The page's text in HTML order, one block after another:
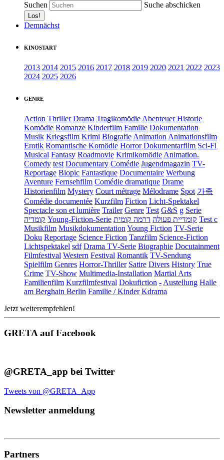
Suchen Suche abschicken
Demnächst
KINOSTART
2013 2014 2015 2016 2017 2018 2019 2020 2021 2022 2023
2024 2025 2026
GENRE
Action Thriller Drama Tragikomödie Abenteuer Historie
Komödie Romanze Kinderfilm Familie Dokumentation
Musik Kriegsfilm Krimi Biografie Animation Animationsfilm
Erotik Romantische Komödie Horror Dokumentarfilm Sci-Fi
Musical Fantasy Roadmovie Krimikomödie Animation.
Comedy test Documentary Comédie Jugendmagazin TV-
Reportage Biopic Fantastique Documentaire Werbung
Aventure Fernsehfilm Comédie dramatique Drame
Historienfilm Mystery Court métrage Mélodrame Spot 가족
Comédie documentée Kurzfilm Fiction Licht-Spektakel
Spectacle son et lumière Trailer Genre Test G&S g Serie
קומדיה Young-Fiction-Serie קומדיית פעולה דרמה קומית
Test c
Musikfilm Musikdokumentation Young Fiction TV-Serie
Doku Reportage Science Fiction Tanzfilm Science-Fiction
Lichtspektakel sdf Drama TV-Serie Biographie Docutainment
Filmfestival Western Festival Romantik TV-Sendung
Spielfilm Genres Horror-Thriller Satire Divers History True
Crime TV-Show Multimedia-Installation Martial Arts
Familienfilm Kurzfilmfestival Dokufiction - Austellung Halle
am Berghain Berlin Familie / Kinder Kdrama
Jetzt weiterempfehlen!
GRETA auf Facebook
@GRETA_app bei Twitter
Tweets von @GRETA_App
Newsletter anmeldung
Partners